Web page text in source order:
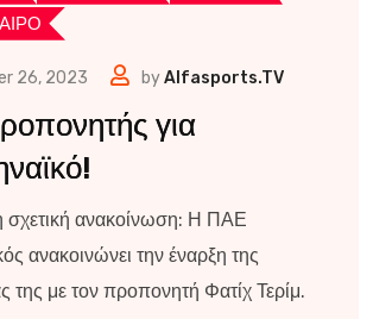
26, 2023 byAlfasports.TV
για
σχετική ανακοίνωση: Η ΠΑΕ
ανακοινώνει την έναρξη της
της με τον προπονητή Φατίχ Τερίμ.